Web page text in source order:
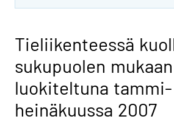
Tieliikenteessä
sukupuolen mukaan
luokiteltuna tammi-
heinäkuussa 2007